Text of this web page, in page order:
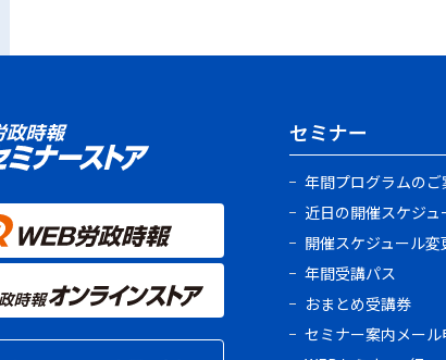
セミナー
年間プログラムのご
近日の開催スケジュ
開催スケジュール変
年間受講パス
おまとめ受講券
セミナー案内メー